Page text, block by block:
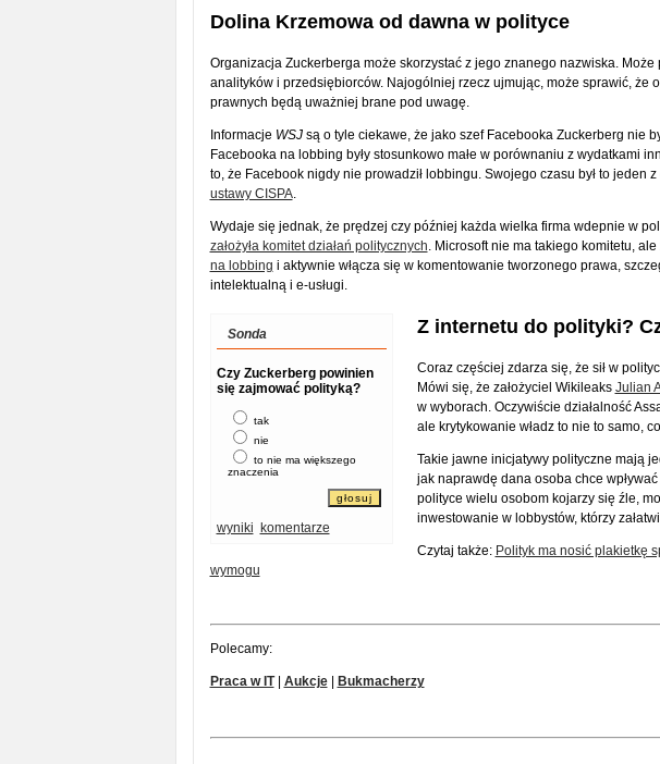
Dolina Krzemowa od dawna w polityce
Organizacja Zuckerberga może skorzystać z jego znanego nazwiska.
analityków i przedsiębiorców. Najogólniej rzecz ujmując, może sprawić, że
prawnych będą uważniej brane pod uwagę.
Informacje WSJsą o tyle ciekawe, że jako szef Facebooka Zuckerberg nie
Facebooka na lobbing były stosunkowo małe w porównaniu z wydatkami
to, że Facebook nigdy nie prowadził lobbingu. Swojego czasu był to jeden z
ustawy CISPA.
Wydaje się jednak, że prędzej czy później każda wielka firma wdepnie w
założyła komitet działań politycznych. Microsoft nie ma takiego komitetu,
na lobbing i aktywnie włącza się w komentowanie tworzonego prawa,
intelektualną i e-usługi.
Sonda
Czy Zuckerberg powinien
się zajmować polityką?
tak
nie
to nie ma większego
znaczenia
wyniki komentarze
Z internetu do polityki?
Coraz częściej zdarza się, że sił w
Mówi się, że założyciel Wikileaks Julian
w wyborach. Oczywiście działalność
ale krytykowanie władz to nie to samo,
Takie jawne inicjatywy polityczne mają
jak naprawdę dana osoba chce
polityce wielu osobom kojarzy się źle,
inwestowanie w lobbystów, którzy
Czytaj także: Polityk ma nosić plakietkę
wymogu
Polecamy:
Praca w IT| Aukcje| Bukmacherzy